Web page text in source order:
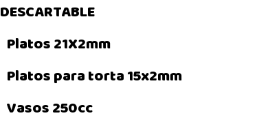
DESCARTABLE
Platos 21X2mm
Platos para torta 15x2mm
Vasos 250cc